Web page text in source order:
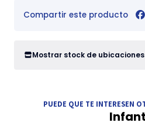
Compartir este producto
Mostrar stock de ubicaciones
PUEDE QUE TE INTERESEN